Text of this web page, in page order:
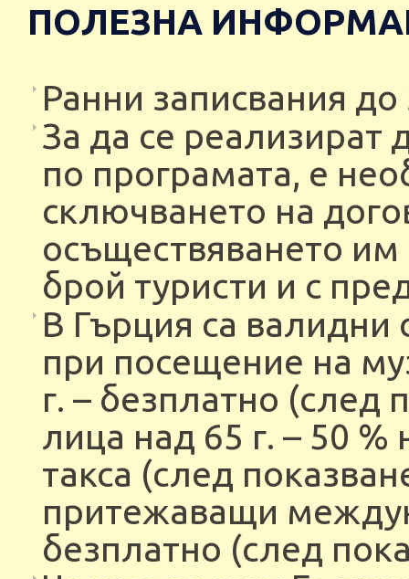
ПОЛЕЗНА
Ранни записвания до
За да се реализират
по програмата, е
сключването на
осъществяването
брой туристи и с
В Гърция са валидни
при посещение на
г. – безплатно (след
лица над 65 г. – 50
такса (след
притежаващи
безплатно (след